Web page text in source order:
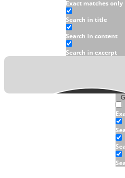
Exact matches only
Search in title
Search in content
Search in excerpt